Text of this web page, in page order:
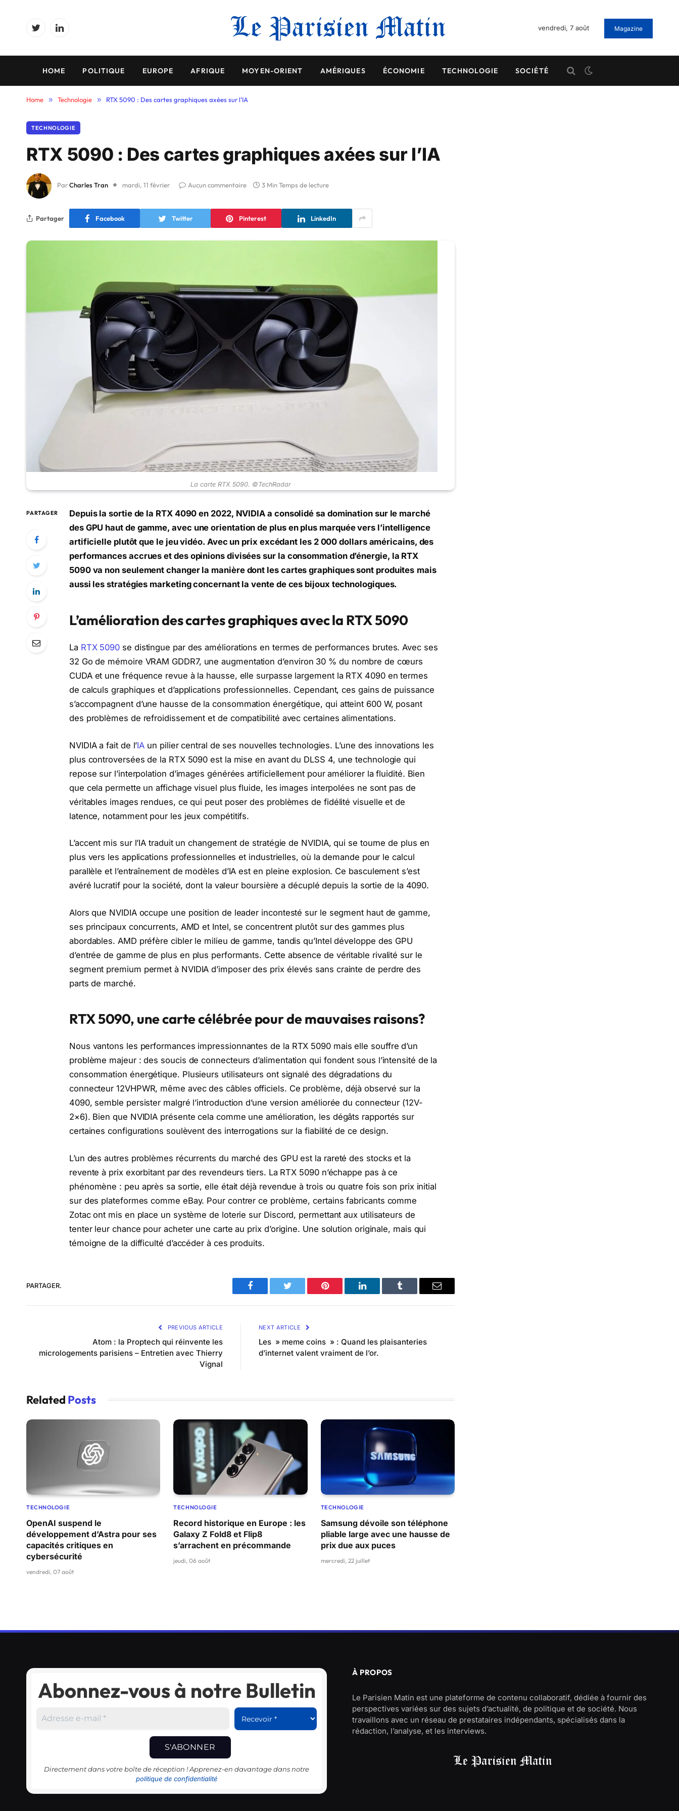
TwitterLinkedIn
vendredi, 7 août Magazine
HOME POLITIQUE EUROPE AFRIQUE MOYEN-ORIENT AMÉRIQUES ÉCONOMIE TECHNOLOGIE SOCIÉTÉ
Home » Technologie » RTX 5090 : Des cartes graphiques axées sur l’IA
TECHNOLOGIE
RTX 5090 : Des cartes graphiques axées sur l’IA
ParCharles Tran mardi, 11 février Aucun commentaire 3 Min Temps de lecture
Partager Facebook Twitter Pinterest LinkedIn
La carte RTX 5090. ©TechRadar
PARTAGER
Depuis la sortie de la RTX 4090 en 2022, NVIDIA a consolidé sa domination sur le marché
des GPU haut de gamme, avec une orientation de plus en plus marquée vers l’intelligence
artificielle plutôt que le jeu vidéo. Avec un prix excédant les 2 000 dollars américains, des
performances accrues et des opinions divisées sur la consommation d’énergie, la RTX
5090 va non seulement changer la manière dont les cartes graphiques sont produites mais
aussi les stratégies marketing concernant la vente de ces bijoux technologiques.
L’amélioration des cartes graphiques avec la RTX 5090
La RTX 5090 se distingue par des améliorations en termes de performances brutes. Avec ses
32 Go de mémoire VRAM GDDR7, une augmentation d’environ 30 % du nombre de cœurs
CUDA et une fréquence revue à la hausse, elle surpasse largement la RTX 4090 en termes
de calculs graphiques et d’applications professionnelles. Cependant, ces gains de puissance
s’accompagnent d’une hausse de la consommation énergétique, qui atteint 600 W, posant
des problèmes de refroidissement et de compatibilité avec certaines alimentations.
NVIDIA a fait de l’IA un pilier central de ses nouvelles technologies. L’une des innovations les
plus controversées de la RTX 5090 est la mise en avant du DLSS 4, une technologie qui
repose sur l’interpolation d’images générées artificiellement pour améliorer la fluidité. Bien
que cela permette un affichage visuel plus fluide, les images interpolées ne sont pas de
véritables images rendues, ce qui peut poser des problèmes de fidélité visuelle et de
latence, notamment pour les jeux compétitifs.
L’accent mis sur l’IA traduit un changement de stratégie de NVIDIA, qui se tourne de plus en
plus vers les applications professionnelles et industrielles, où la demande pour le calcul
parallèle et l’entraînement de modèles d’IA est en pleine explosion. Ce basculement s’est
avéré lucratif pour la société, dont la valeur boursière a décuplé depuis la sortie de la 4090.
Alors que NVIDIA occupe une position de leader incontesté sur le segment haut de gamme,
ses principaux concurrents, AMD et Intel, se concentrent plutôt sur des gammes plus
abordables. AMD préfère cibler le milieu de gamme, tandis qu’Intel développe des GPU
d’entrée de gamme de plus en plus performants. Cette absence de véritable rivalité sur le
segment premium permet à NVIDIA d’imposer des prix élevés sans crainte de perdre des
parts de marché.
RTX 5090, une carte célébrée pour de mauvaises raisons?
Nous vantons les performances impressionnantes de la RTX 5090 mais elle souffre d’un
problème majeur : des soucis de connecteurs d’alimentation qui fondent sous l’intensité de la
consommation énergétique. Plusieurs utilisateurs ont signalé des dégradations du
connecteur 12VHPWR, même avec des câbles officiels. Ce problème, déjà observé sur la
4090, semble persister malgré l’introduction d’une version améliorée du connecteur (12V-
2×6). Bien que NVIDIA présente cela comme une amélioration, les dégâts rapportés sur
certaines configurations soulèvent des interrogations sur la fiabilité de ce design.
L’un des autres problèmes récurrents du marché des GPU est la rareté des stocks et la
revente à prix exorbitant par des revendeurs tiers. La RTX 5090 n’échappe pas à ce
phénomène : peu après sa sortie, elle était déjà revendue à trois ou quatre fois son prix initial
sur des plateformes comme eBay. Pour contrer ce problème, certains fabricants comme
Zotac ont mis en place un système de loterie sur Discord, permettant aux utilisateurs de
tenter leur chance pour acheter une carte au prix d’origine. Une solution originale, mais qui
témoigne de la difficulté d’accéder à ces produits.
PARTAGER.
Facebook Twitter Pinterest LinkedIn Tumblr Email
PREVIOUS ARTICLE
Atom : la Proptech qui réinvente les
micrologements parisiens – Entretien avec Thierry
Vignal
NEXT ARTICLE
Les » meme coins » : Quand les plaisanteries
d’internet valent vraiment de l’or.
Related Posts
TECHNOLOGIE
OpenAI suspend le
développement d’Astra pour ses
capacités critiques en
cybersécurité
vendredi, 07 août
TECHNOLOGIE
Record historique en Europe : les
Galaxy Z Fold8 et Flip8
s’arrachent en précommande
jeudi, 06 août
TECHNOLOGIE
Samsung dévoile son téléphone
pliable large avec une hausse de
prix due aux puces
mercredi, 22 juillet
Abonnez-vous à notre Bulletin
Directement dans votre boîte de réception ! Apprenez-en davantage dans notre
politique de confidentialité
À PROPOS
Le Parisien Matin est une plateforme de contenu collaboratif, dédiée à fournir des
perspectives variées sur des sujets d’actualité, de politique et de société. Nous
travaillons avec un réseau de prestataires indépendants, spécialisés dans la
rédaction, l’analyse, et les interviews.